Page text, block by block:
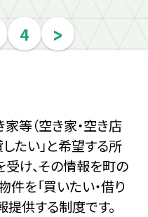
4 >
等（空き家・空き店
したい」と希望する所
け、その情報を町の
を「買いたい・借り
提供する制度です。